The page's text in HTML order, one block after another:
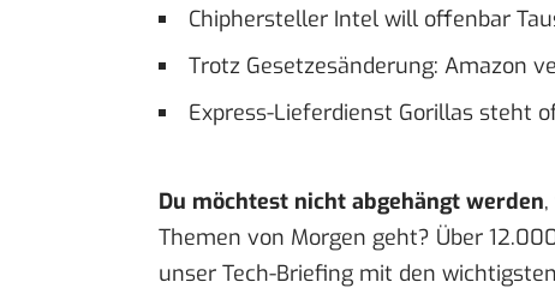
Chiphersteller Intel will offenbar
Trotz Gesetzesänderung: Amazon
Express-Lieferdienst Gorillas steht
Du möchtest nicht abgehängt werden
Themen von Morgen geht? Über
unser Tech-Briefing mit den